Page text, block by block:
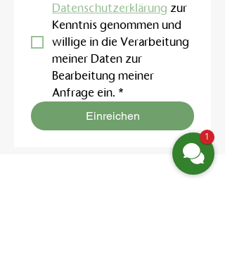
Datenschutzerklärung zur
Kenntnis genommen und
willige in die Verarbeitung
meiner Daten zur
Bearbeitung meiner
Anfrage ein. *
Einreichen
1